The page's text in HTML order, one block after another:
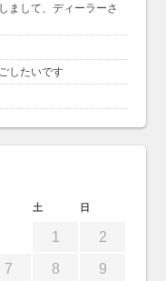
まして、ディーラーさ
したいです
土 日
1 2
7 8 9